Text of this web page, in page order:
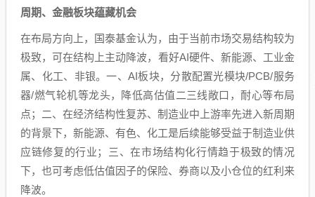
周期、金融板块蕴藏机会
在布局方向上，国泰基金认为，由于当前市场交易结构较为
极致，可在结构上主动降波，看好AI硬件、新能源、工业金
属、化工、非银。一、AI板块，分散配置光模块/PCB/服务
器/燃气轮机等龙头，降低高估值二三线敞口，耐心等布局
点；二、在经济结构性复苏、制造业中上游率先进入新周期
的背景下，新能源、有色、化工是后续能够受益于制造业供
应链修复的行业；三、在市场结构化行情趋于极致的情况
下，也可考虑低估值因子的保险、券商以及小仓位的红利来
降波。